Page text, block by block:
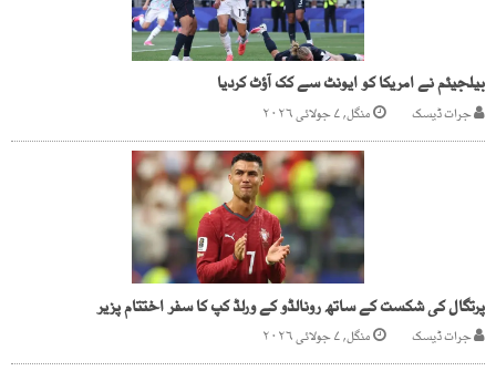
بیلجیئم نے امریکا کو ایونٹ سے کک آؤٹ کردیا
جرات ڈیسک منگل, ۷ جولائی ۲۰۲۶
پرتگال کی شکست کے ساتھ رونالڈو کے ورلڈ کپ کا سفر اختتام پزیر
جرات ڈیسک منگل, ۷ جولائی ۲۰۲۶